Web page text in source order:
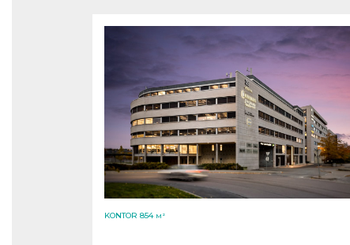
KONTOR 854 M²